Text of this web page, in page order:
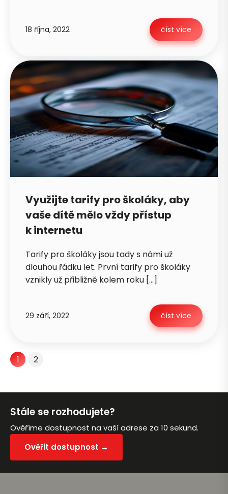
18 října, 2022 číst více
Využijte tarify pro školáky, aby
vaše dítě mělo vždy přístup
k internetu
Tarify pro školáky jsou tady s námi už
dlouhou řádku let. První tarify pro školáky
vznikly už přibližně kolem roku […]
29 září, 2022 číst více
1 2
Stále se rozhodujete?
Ověříme dostupnost na vaší adrese za 10 sekund.
Ověřit dostupnost →